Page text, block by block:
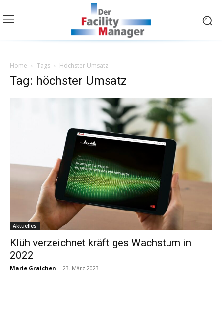
Home Tags Höchster Umsatz
Tag: höchster Umsatz
Aktuelles
Klüh verzeichnet kräftiges Wachstum in
2022
Marie Graichen - 23. März 2023